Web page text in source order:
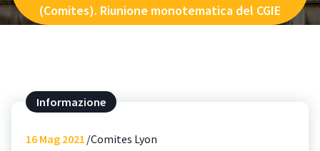
(Comites). Riunione monotematica del CGIE
Informazione
16 Mag 2021 Comites Lyon